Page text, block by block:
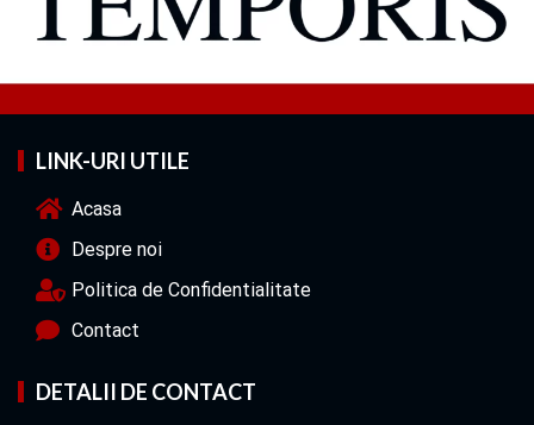
LINK-URI UTILE
Acasa
Despre noi
Politica de Confidentialitate
Contact
DETALII DE CONTACT